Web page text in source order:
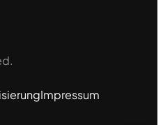
Impressum